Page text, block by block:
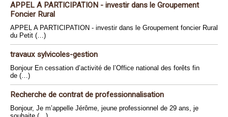
APPEL A PARTICIPATION - investir dans le Groupement
Foncier Rural
APPEL A PARTICIPATION - investir dans le Groupement foncier Rural
du Petit (…)
travaux sylvicoles-gestion
Bonjour En cessation d’activité de l’Office national des forêts fin
de (…)
Recherche de contrat de professionnalisation
Bonjour, Je m’appelle Jérôme, jeune professionnel de 29 ans, je